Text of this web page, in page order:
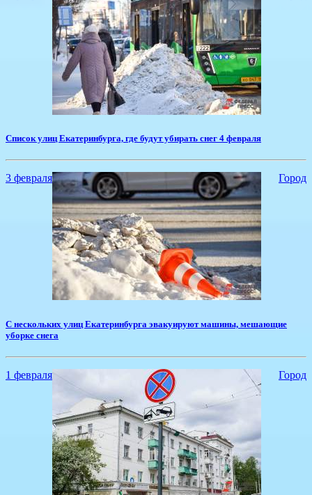
​Список улиц Екатеринбурга, где будут убирать снег 4 февраля
3 февраля Город
С нескольких улиц Екатеринбурга эвакуируют машины, мешающие
уборке снега
1 февраля Город